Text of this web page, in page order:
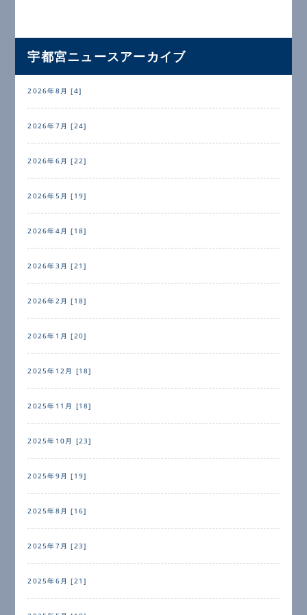
宇都宮ニュースアーカイブ
2026年8月 [4]
2026年7月 [24]
2026年6月 [22]
2026年5月 [19]
2026年4月 [18]
2026年3月 [21]
2026年2月 [18]
2026年1月 [20]
2025年12月 [18]
2025年11月 [18]
2025年10月 [23]
2025年9月 [19]
2025年8月 [16]
2025年7月 [23]
2025年6月 [21]